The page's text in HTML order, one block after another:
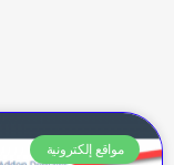
مواقع إلكترونية